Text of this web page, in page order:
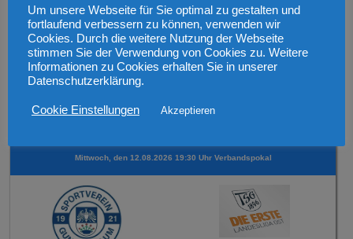
Sonntag, den 069.08.2026 um 12:30 Uhr Testspiel
FSV Schneppenhausen
Mittwoch, den 12.08.2026 19:30 Uhr Verbandspokal
Um unsere Webseite für Sie optimal zu gestalten und
fortlaufend verbessern zu können, verwenden wir
Cookies. Durch die weitere Nutzung der Webseite
stimmen Sie der Verwendung von Cookies zu. Weitere
Informationen zu Cookies erhalten Sie in unserer
Datenschutzerklärung.
Cookie Einstellungen Akzeptieren